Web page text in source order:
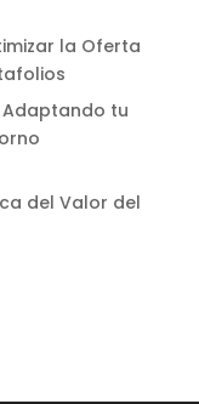
la Oferta
Adaptando tu
del Valor del